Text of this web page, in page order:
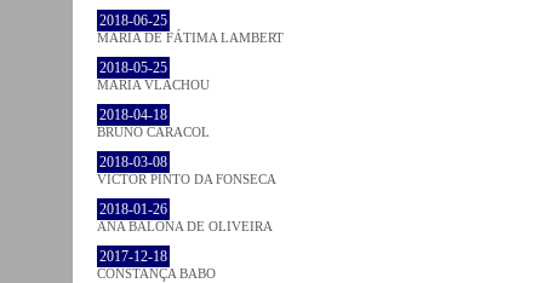
2018-06-25
MARIA DE FÁTIMA LAMBERT
2018-05-25
MARIA VLACHOU
2018-04-18
BRUNO CARACOL
2018-03-08
VICTOR PINTO DA FONSECA
2018-01-26
ANA BALONA DE OLIVEIRA
2017-12-18
CONSTANÇA BABO